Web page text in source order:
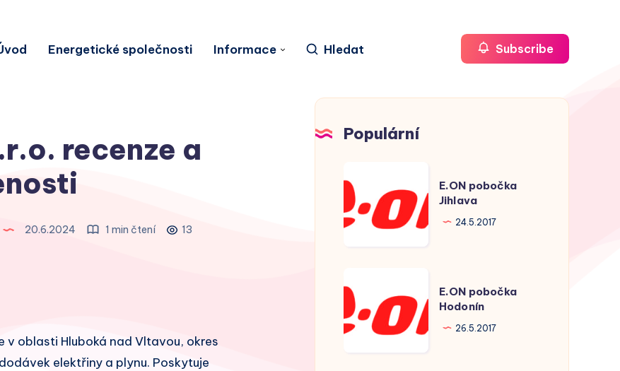
Energetické společnosti Informace Hledat Subscribe
recenze a
20.6.2024 1 min čtení 13
v oblasti Hluboká nad Vltavou, okres
elektřiny a plynu. Poskytuje
Populární
pobočka
Jihlava
E.ON pobočka
Jihlava
24.5.2017
pobočka
Hodonín
E.ON pobočka
Hodonín
26.5.2017